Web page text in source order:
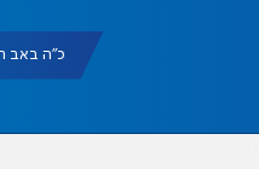
כ"ה באב תשפ"ו